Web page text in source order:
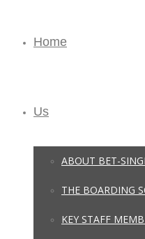
Home
Us
ABOUT BET-
THE BOARDING
KEY STAFF